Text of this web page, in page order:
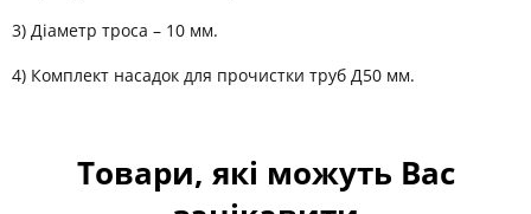
3) Діаметр троса – 10 мм.
4) Комплект насадок для прочистки труб Д50 мм.
Товари, які можуть Вас